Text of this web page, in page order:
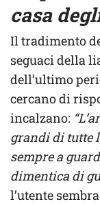
casa
Il tradimento
seguaci della
dell’ultimo
cercano di
incalzano:
grandi di tutte
sempre a
dimentica di
l’utente